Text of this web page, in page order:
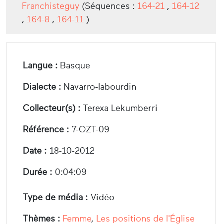
Franchisteguy (Séquences : 164-21 , 164-12
, 164-8 , 164-11 )
Langue : Basque
Dialecte : Navarro-labourdin
Collecteur(s) : Terexa Lekumberri
Référence : 7-OZT-09
Date : 18-10-2012
Durée : 0:04:09
Type de média : Vidéo
Thèmes : Femme, Les positions de l'Église